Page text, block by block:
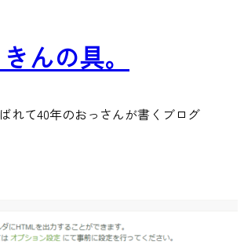
んの具。
れて40年のおっさんが書くブログ